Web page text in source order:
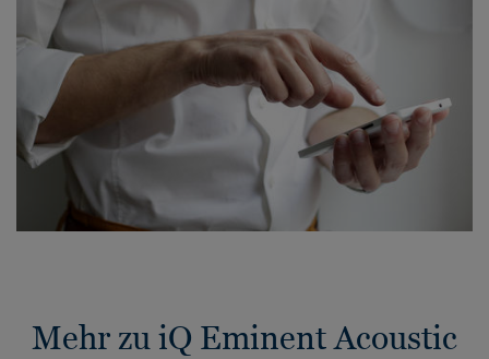
Mehr zu iQ Eminent Acoustic